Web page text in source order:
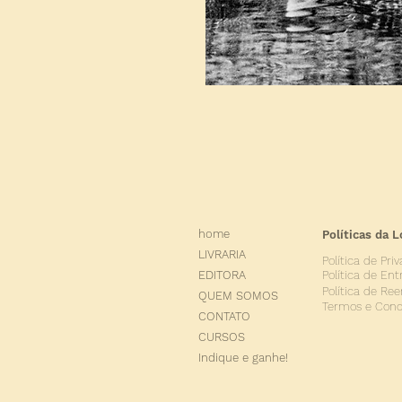
home
LIVRARIA
EDITORA
QUEM SOMOS
CONTATO
CURSOS
Indique e ganhe!
Políticas da
Política de
Política de
Política de
Termos e